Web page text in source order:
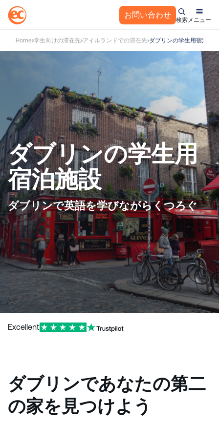
キ
ッ
プ
お問い合わせ
検索メニュー
Home 学生向けの滞在先 アイルランドでの滞在先 ダブリンの学生用宿泊施
ダブリンの学生用
宿泊施設
ダブリンで英語を学びながらくつろぐ
Excellent
ダブリンであなたの第二
の家を見つけよう